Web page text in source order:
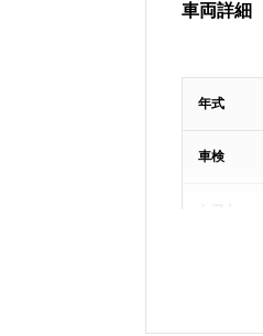
車両詳細
年式
車検